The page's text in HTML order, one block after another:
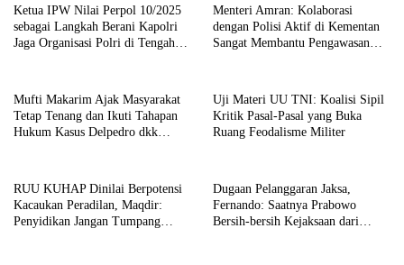
Ketua IPW Nilai Perpol 10/2025
sebagai Langkah Berani Kapolri
Jaga Organisasi Polri di Tengah
Menteri Amran: Kolaborasi
dengan Polisi Aktif di Kementan
Sangat Membantu Pengawasan
Mufti Makarim Ajak Masyarakat
Tetap Tenang dan Ikuti Tahapan
Hukum Kasus Delpedro dkk
Uji Materi UU TNI: Koalisi Sipil
Kritik Pasal-Pasal yang Buka
Ruang Feodalisme Militer
RUU KUHAP Dinilai Berpotensi
Kacaukan Peradilan, Maqdir:
Penyidikan Jangan Tumpang
Dugaan Pelanggaran Jaksa,
Fernando: Saatnya Prabowo
Bersih-bersih Kejaksaan dari